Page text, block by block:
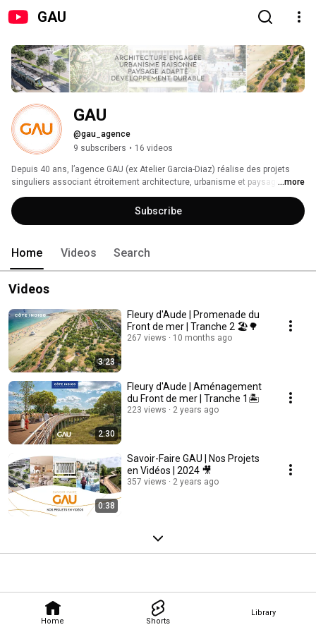
GAU
Home Shorts
Library
GAU
@gau_agence
9 subscribers • 16 videos
Depuis 40 ans, l’agence GAU (ex Atelier Garcia-Diaz) réalise des projets
singuliers associant étroitement architecture, urbanisme et paysage, dans
une démarche globale de développement durable.
...more
Subscribe
Home Videos Search
Videos
3:23
Fleury d'Aude | Promenade du
Front de mer | Tranche 2 🏖️​🌳​
267 views 10 months ago
2:30
Fleury d'Aude | Aménagement
du Front de mer | Tranche 1🏝️​
223 views 2 years ago
0:38
Savoir-Faire GAU | Nos Projets
en Vidéos | 2024 ​🎥​
357 views 2 years ago